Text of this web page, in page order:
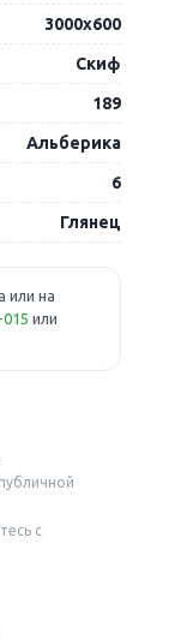
3000х600
Скиф
189
Альберика
6
Глянец
или на
015 или
с